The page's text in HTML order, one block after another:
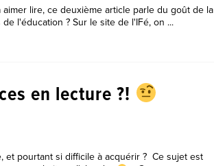
lire, ce deuxième article parle du goût de la
l'éducation ? Sur le site de l'IFé, on ...
en lecture ?!
et pourtant si difficile à acquérir ? Ce sujet est